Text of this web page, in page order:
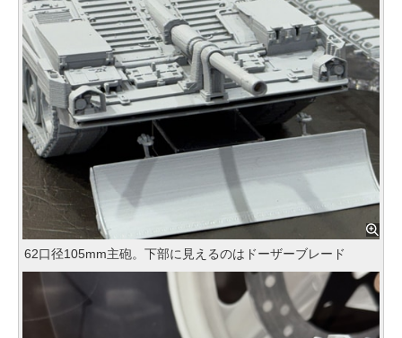
62口径105mm主砲。下部に見えるのはドーザーブレード